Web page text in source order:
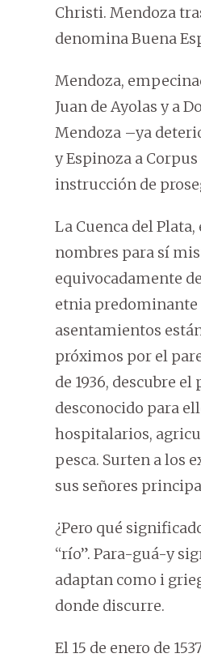
Christi. Mendoza
denomina Buena
Mendoza,
Juan de Ayolas y a
Mendoza –ya
y Espinoza a
instrucción de
La Cuenca del
nombres para sí
equivocadamente
etnia predominante
asentamientos
próximos por el
de 1936, descubre
desconocido para
hospitalarios,
pesca. Surten a los
sus señores
¿Pero qué
“río”. Para-guá-y
adaptan como i
donde discurre.
El 15 de enero de